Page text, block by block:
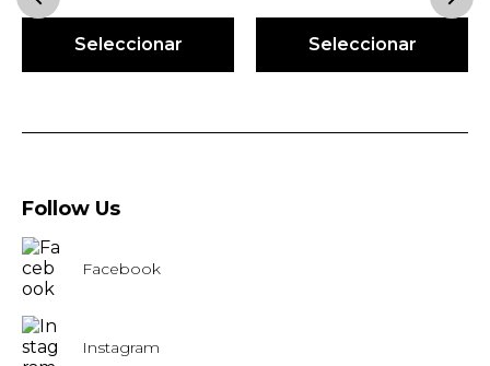
Seleccionar Seleccionar
Follow Us
Facebook
Instagram